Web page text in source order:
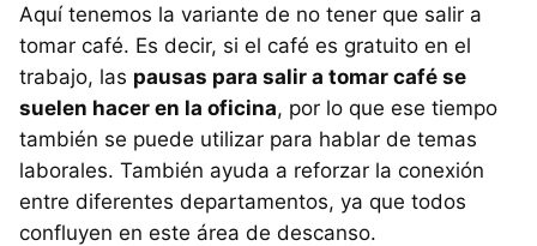
Aquí tenemos la variante de no tener que salir a
tomar café. Es decir, si el café es gratuito en el
trabajo, las pausas para salir a tomar café se
suelen hacer en la oficina, por lo que ese tiempo
también se puede utilizar para hablar de temas
laborales. También ayuda a reforzar la conexión
entre diferentes departamentos, ya que todos
confluyen en este área de descanso.